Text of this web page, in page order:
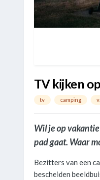
TV kijken
tv camping
Wil je op
pad gaat. Waar
Bezitters van een
bescheiden